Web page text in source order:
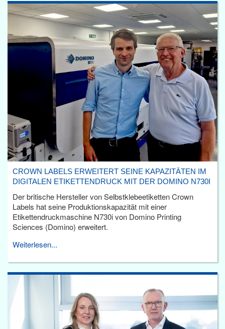
CROWN LABELS ERWEITERT SEINE KAPAZITÄTEN IM
DIGITALEN ETIKETTENDRUCK MIT DER DOMINO N730I
Der britische Hersteller von Selbstklebeetiketten Crown
Labels hat seine Produktionskapazität mit einer
Etikettendruckmaschine N730i von Domino Printing
Sciences (Domino) erweitert.
Weiterlesen...